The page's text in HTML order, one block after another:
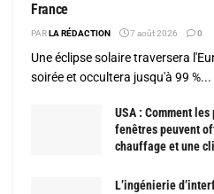
France
PARLA RÉDACTION 7 août 2026 0
Une éclipse solaire traversera
soirée et occultera jusqu'à 99 %...
USA : Comment
fenêtres peuvent
chauffage et une
L’ingénierie